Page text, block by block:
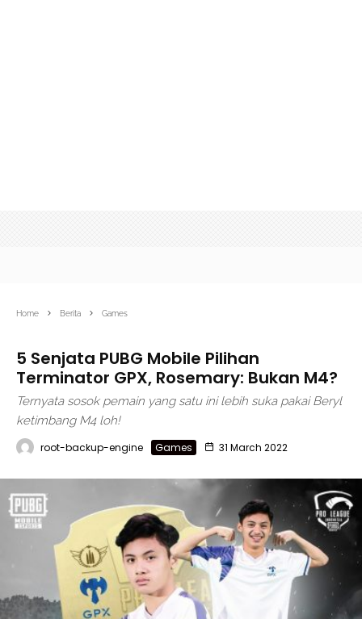
Home Berita Games
5 Senjata PUBG Mobile Pilihan
Terminator GPX, Rosemary: Bukan M4?
Ternyata sosok pemain yang satu ini lebih suka pakai Beryl
ketimbang M4 loh!
root-backup-engine Games 31 March 2022